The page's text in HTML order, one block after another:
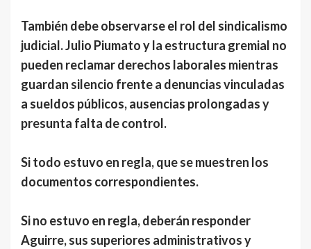
También debe observarse el rol del sindicalismo
judicial. Julio Piumato y la estructura gremial no
pueden reclamar derechos laborales mientras
guardan silencio frente a denuncias vinculadas
a sueldos públicos, ausencias prolongadas y
presunta falta de control.
Si todo estuvo en regla, que se muestren los
documentos correspondientes.
Si no estuvo en regla, deberán responder
Aguirre, sus superiores administrativos y